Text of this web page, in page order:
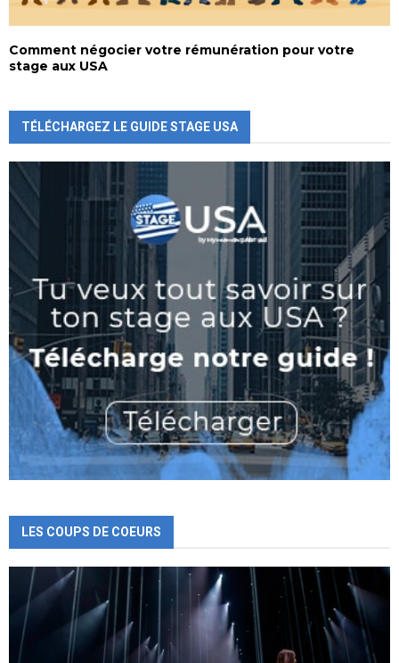
Comment négocier votre rémunération pour votre
stage aux USA
TÉLÉCHARGEZ LE GUIDE STAGE USA
LES COUPS DE COEURS